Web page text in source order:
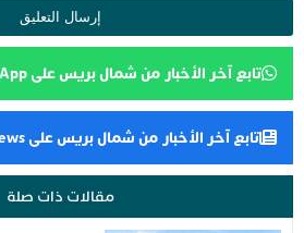
تابع آخر الأخبار من شمال بريس على WhatsApp
تابع آخر الأخبار من شمال بريس على Google News
مقالات ذات صلة